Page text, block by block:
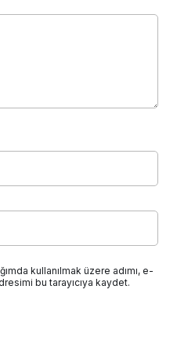
kullanılmak üzere adımı, e-
bu tarayıcıya kaydet.